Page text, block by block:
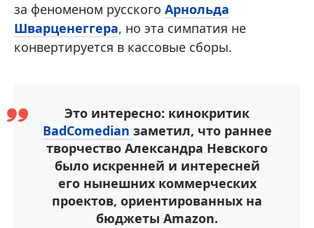
за феноменом русского Арнольда
Шварценеггера, но эта симпатия не
конвертируется в кассовые сборы.
Это интересно: кинокритик
BadComedian заметил, что раннее
творчество Александра Невского
было искренней и интересней
его нынешних коммерческих
проектов, ориентированных на
бюджеты Amazon.